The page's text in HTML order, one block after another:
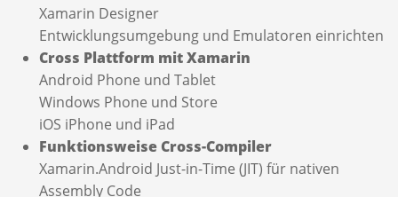
Xamarin Designer
Entwicklungsumgebung und Emulatoren einrichten
Cross Plattform mit Xamarin
Android Phone und Tablet
Windows Phone und Store
iOS iPhone und iPad
Funktionsweise Cross-Compiler
Xamarin.Android Just-in-Time (JIT) für nativen
Assembly Code